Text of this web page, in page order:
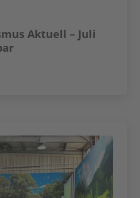
Aktuell – Juli